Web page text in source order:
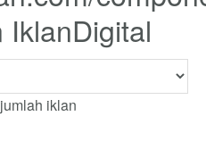
IklanDigital
jumlah iklan